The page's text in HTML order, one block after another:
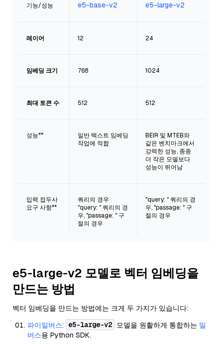
기능/성능 e5-base-v2 e5-large-v2
레이어 12 24
임베딩 크기 768 1024
최대 토큰 수 512 512
성능**
일반 텍스트 임베딩
작업에 적합
BEIR 및 MTEB와
같은 벤치마크에서
강력한 성능, 종종
더 작은 모델보다
성능이 뛰어남
입력 접두사
요구 사항**
쿼리의 경우
"query: " 쿼리의 경
우, "passage: " 구
절의 경우
"query: " 쿼리의 경
우, "passage: " 구
절의 경우
e5-large-v2 모델로 벡터 임베딩을
만드는 방법
벡터 임베딩을 만드는 방법에는 크게 두 가지가 있습니다:
파이밀버스: e5-large-v2 모델을 원활하게 통합하는 밀
버스용 Python SDK.